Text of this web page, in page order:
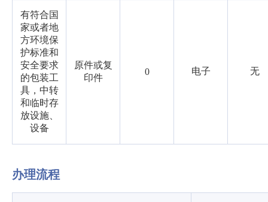
有符合国
家或者地
方环境保
护标准和
安全要求
的包装工
具，中转
和临时存
放设施、
设备
原件或复
印件
0 电子 无
办理流程